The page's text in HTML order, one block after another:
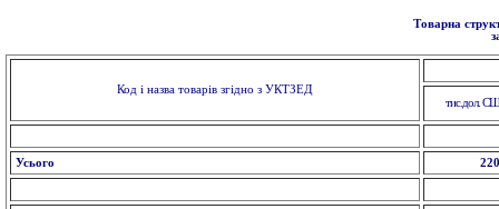
Товарна
Код і назва товарів згідно з УКТЗЕД
тис.дол.
Усього